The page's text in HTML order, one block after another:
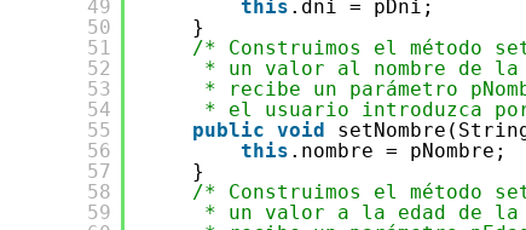
49
50
51
52
53
54
55
56
57
58
59
this .dni = pDni;
}
/* Construimos el método
* un valor al nombre de la
* recibe un parámetro
* el usuario introduzca
public void
this .nombre = pNombre;
}
/* Construimos el método
* un valor a la edad de la